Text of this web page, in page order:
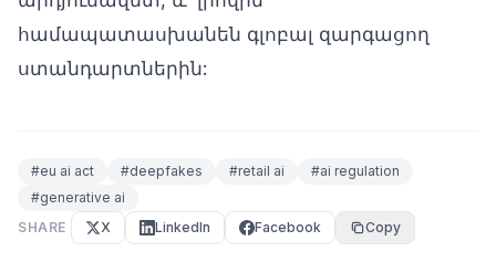
համապատասխանեն գլոբալ զարգացող
ստանդարտներին:
#eu ai act #deepfakes #retail ai #ai regulation
#generative ai
SHARE
X LinkedIn Facebook Copy